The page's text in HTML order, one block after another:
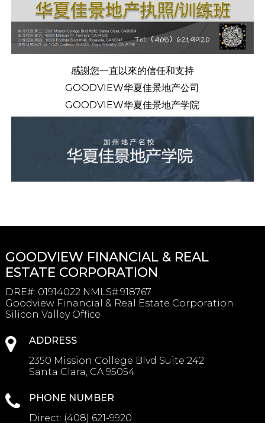
感謝您一直以來的信任和支持
GOODVIEW华夏佳景地产公司
GOODVIEW华夏佳景地产学院
GOODVIEW FINANCIAL & REAL
ESTATE CORPORATION
DRE#: 01914022 NMLS#:918767
Goodview Financial & Real Estate Corporation
Silicon Valley Office
ADDRESS
2350 Mission College Blvd Suite 242
Santa Clara, CA 95054
PHONE NUMBER
Direct: (408) 621-9920